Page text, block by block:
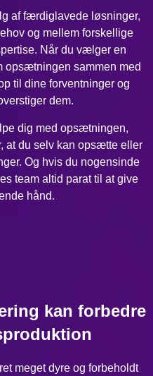
af færdiglavede løsninger,
og mellem forskellige
Når du vælger en
opsætningen sammen med
til dine forventninger og
dem.
dig med opsætningen,
at du selv kan opsætte eller
Og hvis du nogensinde
team altid parat til at give
hånd.
kan forbedre
meget dyre og forbeholdt